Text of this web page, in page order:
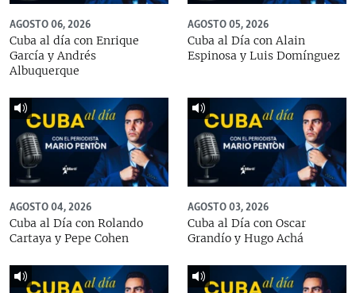
AGOSTO 06, 2026
Cuba al día con Enrique
García y Andrés
Albuquerque
AGOSTO 05, 2026
Cuba al Día con Alain
Espinosa y Luis Domínguez
AGOSTO 04, 2026
Cuba al Día con Rolando
Cartaya y Pepe Cohen
AGOSTO 03, 2026
Cuba al Día con Oscar
Grandío y Hugo Achá